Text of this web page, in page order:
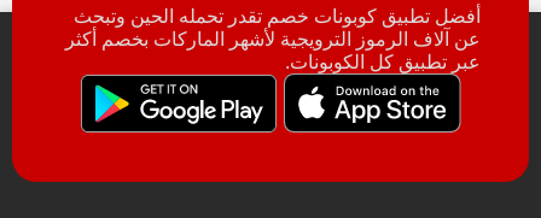
أفضل تطبيق كوبونات خصم تقدر تحمله الحين وتبحث
عن آلاف الرموز الترويجية لأشهر الماركات بخصم أكثر
عبر تطبيق كل الكوبونات.